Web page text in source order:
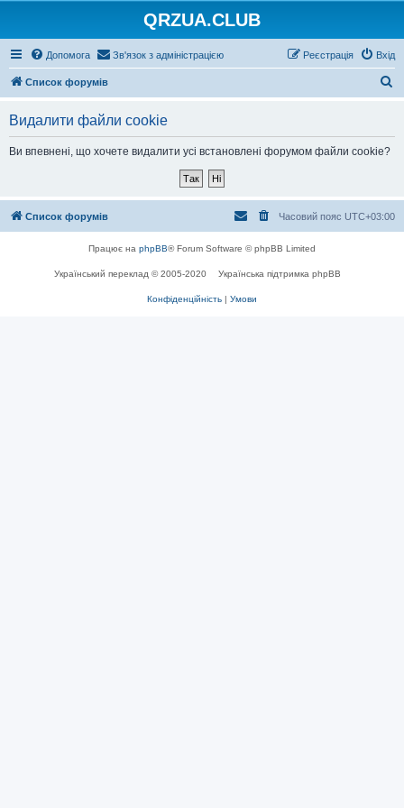
QRZUA.CLUB
Допомога Зв'язок з адміністрацією Вхід
Реєстрація
Список форумів
Видалити файли cookie
Ви впевнені, що хочете видалити усі встановлені форумом файли cookie?
Список форумів Часовий пояс UTC+03:00
Працює на phpBB® Forum Software © phpBB Limited
Український переклад © 2005-2020 Українська підтримка phpBB
Конфіденційність | Умови